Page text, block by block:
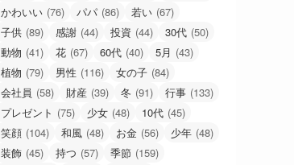
かわいい (76) パパ (86) 若い (67)
子供 (89) 感謝 (44) 投資 (44) 30代 (50)
動物 (41) 花 (67) 60代 (40) 5月 (43)
植物 (79) 男性 (116) 女の子 (84)
会社員 (58) 財産 (39) 冬 (91) 行事 (133)
プレゼント (75) 少女 (48) 10代 (45)
笑顔 (104) 和風 (48) お金 (56) 少年 (48)
装飾 (45) 持つ (57) 季節 (159)